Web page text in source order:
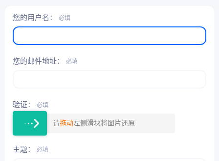
您的用户名 必填
您的邮件地址 必填
验证 必填
请拖动左侧滑块将图片还原
主题 必填